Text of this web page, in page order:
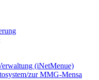
(iNetMenue)
zur MMG-Mensa